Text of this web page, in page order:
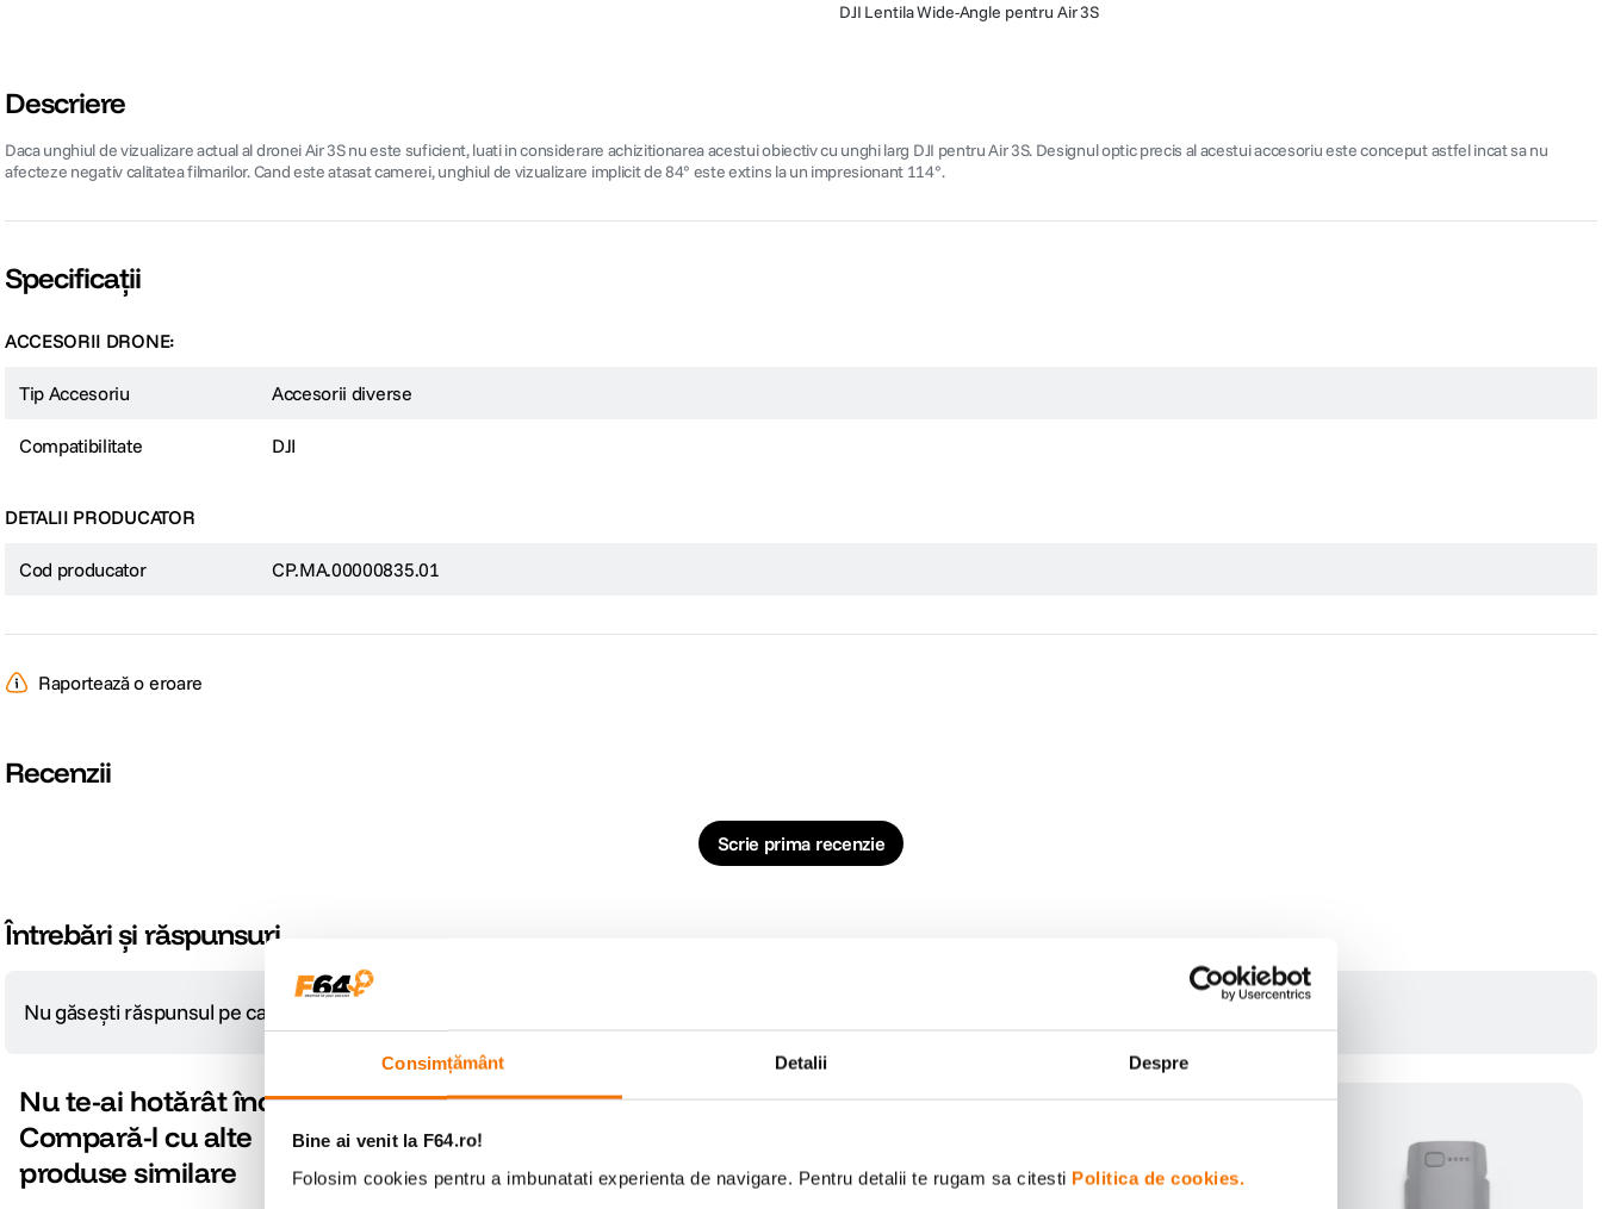
Consimțământ Detalii Despre
Bine ai venit la F64.ro!
Folosim cookies pentru a imbunatati experienta de navigare. Pentru detalii te rugam sa citesti Politica de cookies.
DJI Lentila Wide-Angle pentru Air 3S
Descriere
Daca unghiul de vizualizare actual al dronei Air 3S nu este suficient, luati in considerare achizitionarea acestui obiectiv cu unghi larg DJI pentru Air 3S. Designul optic precis al acestui accesoriu este conceput astfel incat sa nu
afecteze negativ calitatea filmarilor. Cand este atasat camerei, unghiul de vizualizare implicit de 84° este extins la un impresionant 114°.
Specificații
ACCESORII DRONE:
Tip Accesoriu Accesorii diverse
Compatibilitate DJI
DETALII PRODUCATOR
Cod producator CP.MA.00000835.01
Raportează o eroare
Recenzii
Scrie prima recenzie
Întrebări și răspunsuri
Nu găsești răspunsul pe care îl cauți?
Nu te-ai hotărât încă?
Compară-l cu alte
produse similare